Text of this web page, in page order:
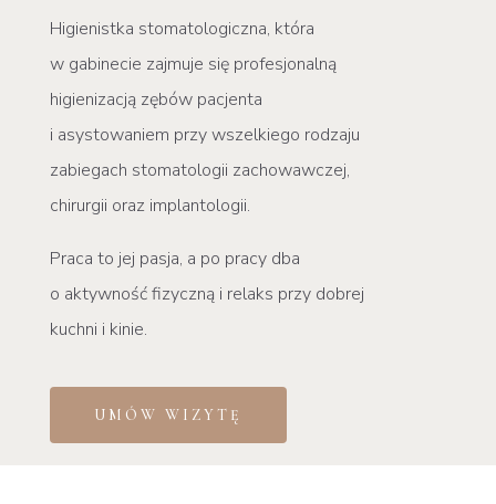
Higienistka stomatologiczna, która
wgabinecie zajmuje się profesjonalną
higienizacją zębów pacjenta
i asystowaniem przy wszelkiego rodzaju
zabiegach stomatologii zachowawczej,
chirurgii oraz implantologii.
Praca to jej pasja, a po pracy dba
o aktywność fizyczną i relaks przy dobrej
kuchni i kinie.
UMÓW WIZYTĘ